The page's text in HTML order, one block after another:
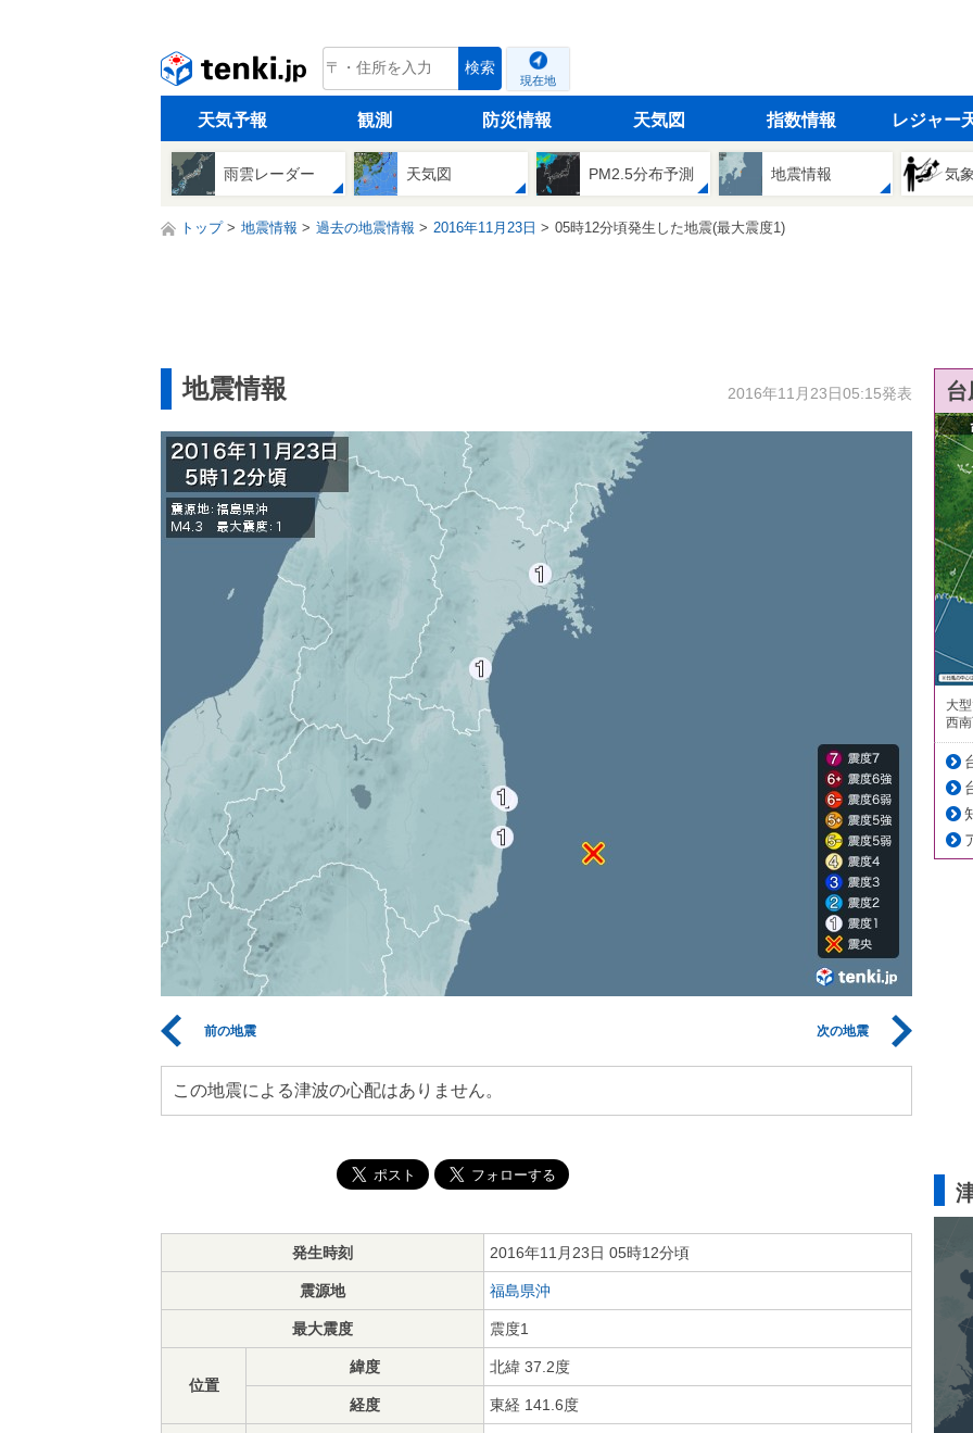
tenki.jp 検索
現在地
天気予報 観測 防災情報 天気図 指数情報 レジャー
雨雲レーダー 天気図 PM2.5分布予測 地震情報 気
トップ 地震情報 過去の地震情報 2016年11月23日 05時12分頃発生した地震(最大震度1)
地震情報 2016年11月23日05:15発表
前の地震 次の地震
この地震による津波の心配はありません。
発生時刻 2016年11月23日 05時12分頃
震源地 福島県沖
最大震度 震度1
位置
緯度 北緯 37.2度
経度 東経 141.6度
大
西